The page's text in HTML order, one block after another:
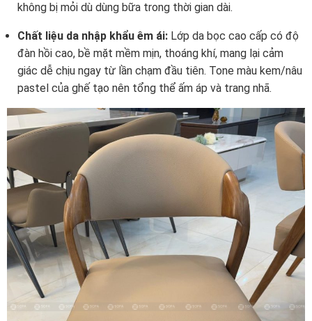
không bị mỏi dù dùng bữa trong thời gian dài.
Chất liệu da nhập khẩu êm ái: Lớp da bọc cao cấp có độ
đàn hồi cao, bề mặt mềm mịn, thoáng khí, mang lại cảm
giác dễ chịu ngay từ lần chạm đầu tiên. Tone màu kem/nâu
pastel của ghế tạo nên tổng thể ấm áp và trang nhã.